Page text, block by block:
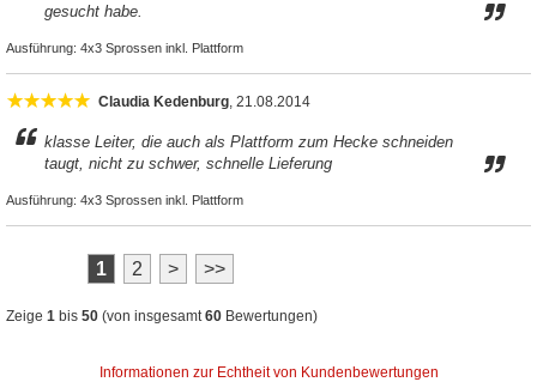
gesucht habe.
Ausführung: 4x3 Sprossen inkl. Plattform
Claudia Kedenburg, 21.08.2014
klasse Leiter, die auch als Plattform zum Hecke schneiden
taugt, nicht zu schwer, schnelle Lieferung
Ausführung: 4x3 Sprossen inkl. Plattform
1 2 > >>
Zeige 1 bis 50 (von insgesamt60 Bewertungen)
Informationen zur Echtheit von Kundenbewertungen